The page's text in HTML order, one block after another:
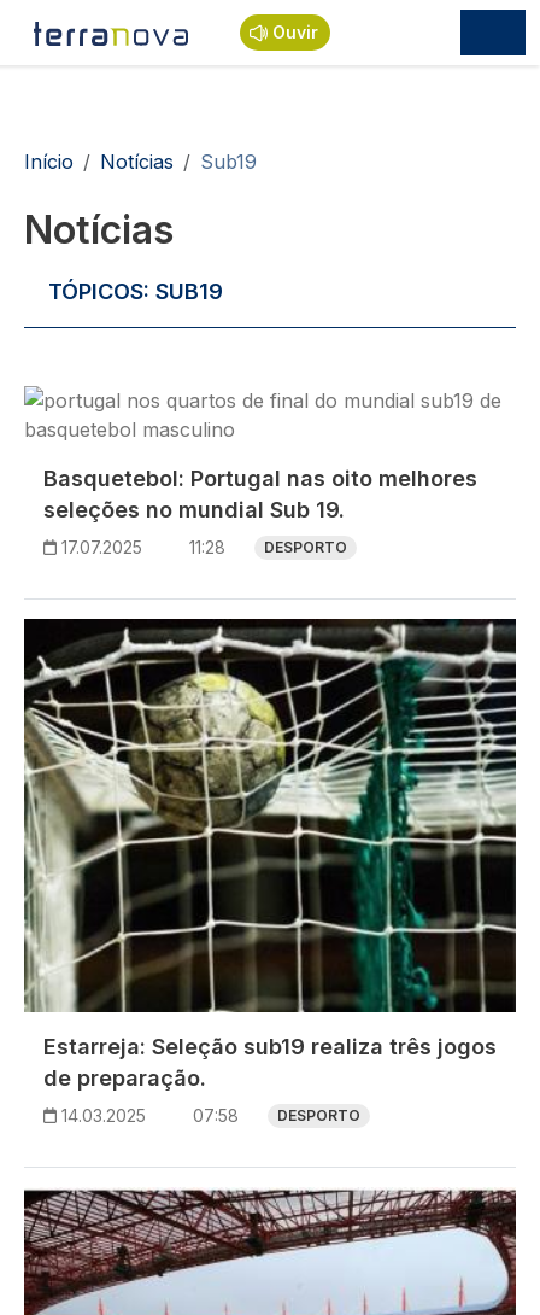
Passar para o conteúdo principal
Ouvir
Navegação estrutural
Início Notícias Sub19
Notícias
TÓPICOS: SUB19
Imagem
Basquetebol: Portugal nas oito melhores
seleções no mundial Sub 19.
17.07.2025 11:28 DESPORTO
Imagem
Estarreja: Seleção sub19 realiza três jogos
de preparação.
14.03.2025 07:58 DESPORTO
Imagem